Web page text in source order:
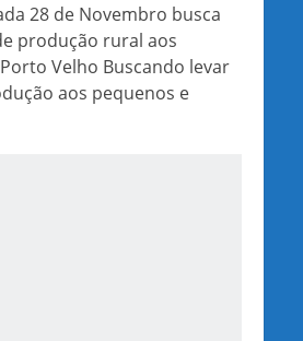
28 de Novembro busca
produção rural aos
Velho Buscando levar
aos pequenos e